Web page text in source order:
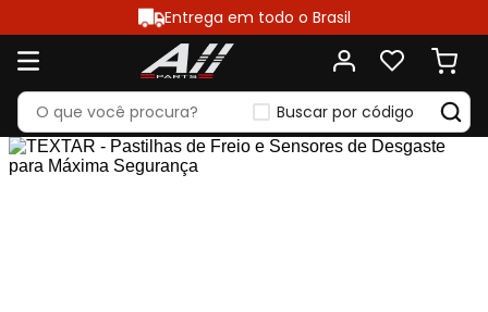
Entrega em todo o Brasil
Buscar por código